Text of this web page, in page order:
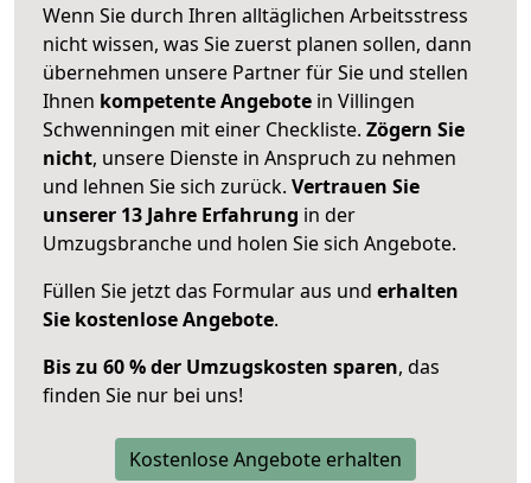
Wenn Sie durch Ihren alltäglichen Arbeitsstress
nicht wissen, was Sie zuerst planen sollen, dann
übernehmen unsere Partner für Sie und stellen
Ihnen kompetente Angebote in Villingen
Schwenningen mit einer Checkliste. Zögern Sie
nicht, unsere Dienste in Anspruch zu nehmen
und lehnen Sie sich zurück. Vertrauen Sie
unserer 13 Jahre Erfahrung in der
Umzugsbranche und holen Sie sich Angebote.
Füllen Sie jetzt das Formular aus und erhalten
Sie kostenlose Angebote.
Bis zu 60 % der Umzugskosten sparen, das
finden Sie nur bei uns!
Kostenlose Angebote erhalten